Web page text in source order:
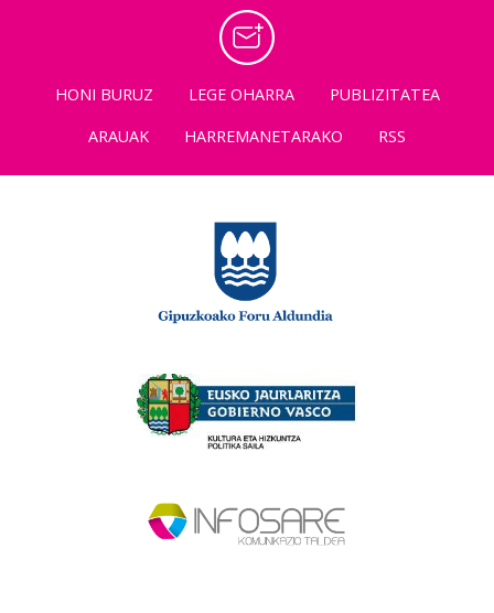
HONI BURUZ LEGE OHARRA
PUBLIZITATEA
ARAUAK
HARREMANETARAKO RSS